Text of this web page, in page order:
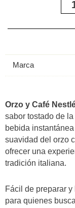
Marca
Orzo y Café
sabor tostado de
bebida
suavidad del orzo
ofrecer una
tradición italiana.
Fácil de preparar
para quienes